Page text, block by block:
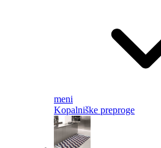
meni
Kopalniške preproge